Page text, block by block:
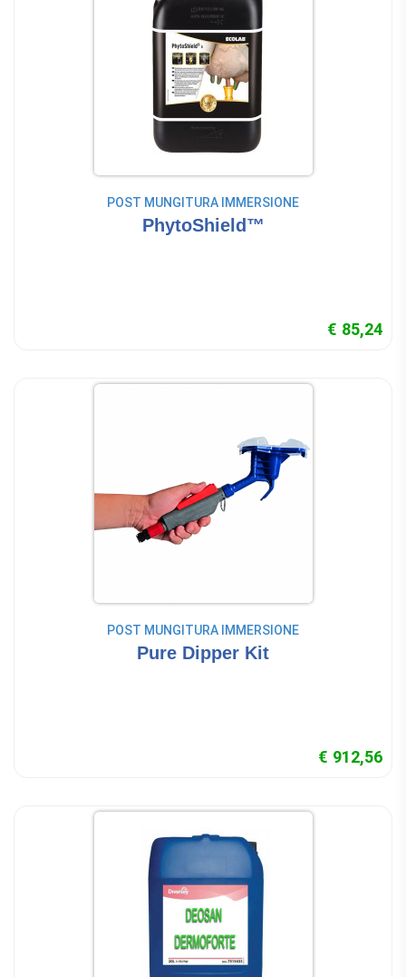
POST MUNGITURA IMMERSIONE
PhytoShield™
€ 85,24
POST MUNGITURA IMMERSIONE
Pure Dipper Kit
€ 912,56